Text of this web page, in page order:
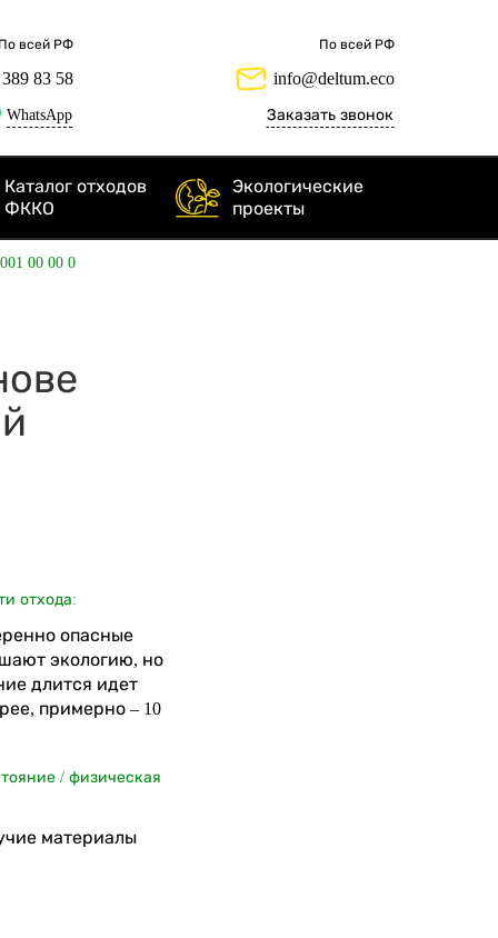
По всей РФ
83 58
WhatsApp
По всей РФ
info@deltum.eco
Заказать звонок
Каталог отходов
ФККО
Экологические
проекты
00 00 0
отхода:
опасные
экологию, но
длится идет
примерно – 10
/ физическая
материалы